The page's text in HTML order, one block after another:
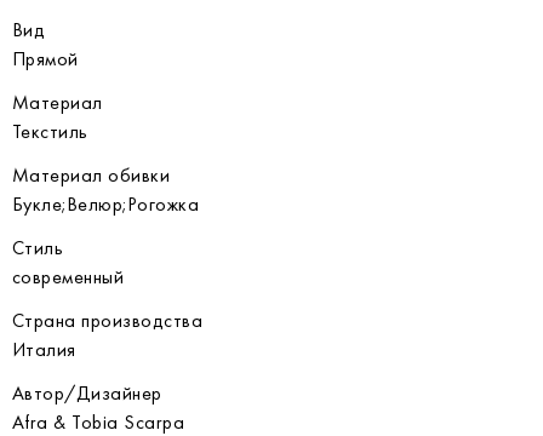
Вид
Прямой
Материал
Текстиль
Материал обивки
Букле;Велюр;Рогожка
Стиль
современный
Страна производства
Италия
Автор/Дизайнер
Afra & Tobia Scarpa